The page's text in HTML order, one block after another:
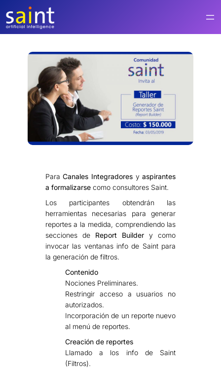
contenido
ParaCanales Integradores yaspirantes
a formalizarsecomo consultores Saint.
Los participantes obtendrán las
herramientas necesarias para generar
reportes a la medida, comprendiendo las
secciones deReport Builder y como
invocar las ventanas info de Saint para
la generación de filtros.
Contenido
Nociones Preliminares.
Restringir acceso a usuarios no
autorizados.
Incorporación de un reporte nuevo
al menú de reportes.
Creación de reportes
Llamado a los info de Saint
(Filtros).